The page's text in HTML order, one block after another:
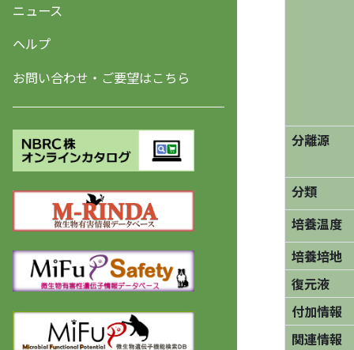
ニュース
ヘルプ
お問い合わせ・ご要望はこちら
分離源
分類
培養温度
培養培地
復元液
付加情報
関連情報